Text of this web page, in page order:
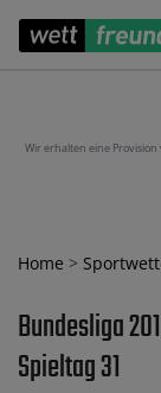
Wir erhalten eine
Home >
Bundesliga
Spieltag 31